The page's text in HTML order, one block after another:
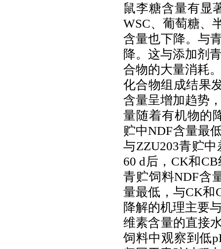
鼠李糖含量有显
WSC、葡萄糖、
含量也下降。与
降。这与添加剂
合物的大量消耗
化合物组成结果
含量呈增加趋势
量随着有机物的
贮中NDF含量最
与ZZU203青贮中
60 d 后， CK和CB
青贮饲料NDF含
量最低，与CK和
降解的机理主要
维素含量的直接
饲料中观察到低